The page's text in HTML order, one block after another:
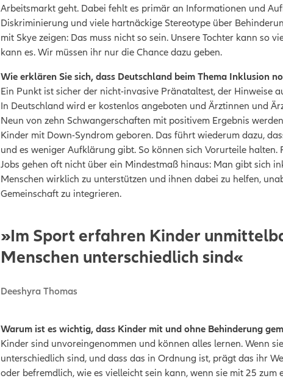
Arbeitsmarkt geht. Dabei fehlt es primär an Informationen und
Diskriminierung und viele hartnäckige Stereotype über
mit Skye zeigen: Das muss nicht so sein. Unsere Tochter kann so
kann es. Wir müssen ihr nur die Chance dazu geben.
Wie erklären Sie sich, dass Deutschland beim Thema Inklusion
Ein Punkt ist sicher der nicht-invasive Pränataltest, der Hinweise
In Deutschland wird er kostenlos angeboten und Ärztinnen und
Neun von zehn Schwangerschaften mit positivem Ergebnis
Kinder mit Down-Syndrom geboren. Das führt wiederum dazu,
und es weniger Aufklärung gibt. So können sich Vorurteile
Jobs gehen oft nicht über ein Mindestmaß hinaus: Man gibt sich
Menschen wirklich zu unterstützen und ihnen dabei zu helfen,
Gemeinschaft zu integrieren.
»Im Sport erfahren Kinder
Menschen unterschiedlich sind«
Deeshyra Thomas
Warum ist es wichtig, dass Kinder mit und ohne Behinderung
Kinder sind unvoreingenommen und können alles lernen. Wenn
unterschiedlich sind, und dass das in Ordnung ist, prägt das ihr
oder befremdlich, wie es vielleicht sein kann, wenn sie mit 25